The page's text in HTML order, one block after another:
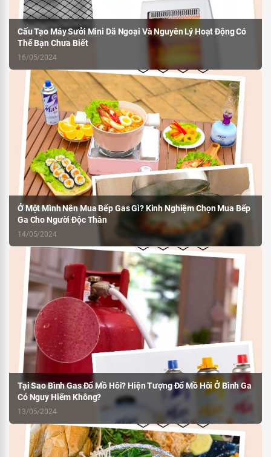
Cấu Tạo Máy Sưởi Mini Dã Ngoại Và Nguyên Lý Hoạt Động Có
Thể Bạn Chưa Biết
16/05/2024
Ở Một Mình Nên Mua Bếp Gas Gì? Kinh Nghiệm Chọn Mua Bếp
Ga Cho Người Độc Thân
14/05/2024
Tại Sao Bình Gas Đổ Mồ Hôi? Hiện Tượng Đổ Mồ Hôi Ở Bình Ga
Có Nguy Hiểm Không?
13/05/2024